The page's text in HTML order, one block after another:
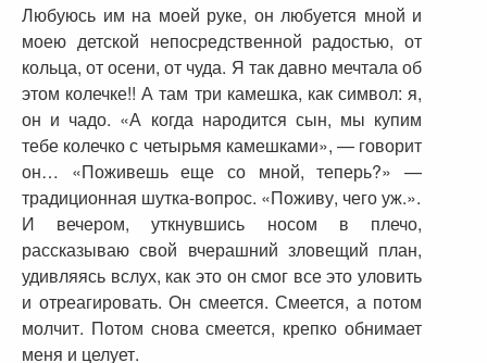
Любуюсь им на моей руке, он любуется мной и
моею детской непосредственной радостью, от
кольца, от осени, от чуда. Я так давно мечтала об
этом колечке!! А там три камешка, как символ: я,
он и чадо. «А когда народится сын, мы купим
тебе колечко с четырьмя камешками», — говорит
он… «Поживешь еще со мной, теперь?» —
традиционная шутка-вопрос. «Поживу, чего уж.».
И вечером, уткнувшись носом в плечо,
рассказываю свой вчерашний зловещий план,
удивляясь вслух, как это он смог все это уловить
и отреагировать. Он смеется. Смеется, а потом
молчит. Потом снова смеется, крепко обнимает
меня и целует.